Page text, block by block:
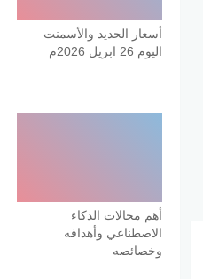
أسعار الحديد والأسمنت
اليوم 26 ابريل 2026م
أهم مجالات الذكاء
الاصطناعي وأهدافه
وخصائصه